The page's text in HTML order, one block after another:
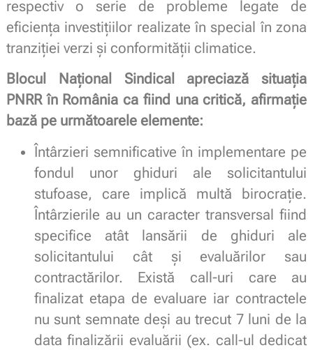
respectiv o serie de probleme legate de
eficiența investițiilor realizate în special în zona
tranziției verzi și conformității climatice.
Blocul Național Sindical apreciază situația
PNRR în România ca fiind una critică, afirmație
bază pe următoarele elemente:
Întârzieri semnificative în implementare pe
fondul unor ghiduri ale solicitantului
stufoase, care implică multă birocrație.
Întârzierile au un caracter transversal fiind
specifice atât lansării de ghiduri ale
solicitantului cât și evaluărilor sau
contractărilor. Există call-uri care au
finalizat etapa de evaluare iar contractele
nu sunt semnate deși au trecut 7 luni de la
data finalizării evaluării (ex. call-ul dedicat